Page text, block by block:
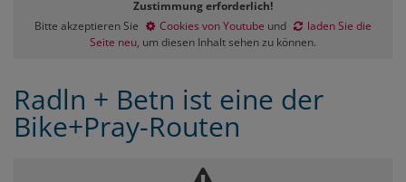
Zustimmung erforderlich!
Bitte akzeptieren Sie
Cookies von Youtube und
laden Sie die
Seite neu, um diesen Inhalt sehen zu können.
Radln + Betn ist eine der
Bike+Pray-Routen